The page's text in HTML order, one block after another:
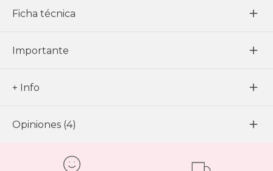
Ficha técnica
Importante
+ Info
Opiniones (4)